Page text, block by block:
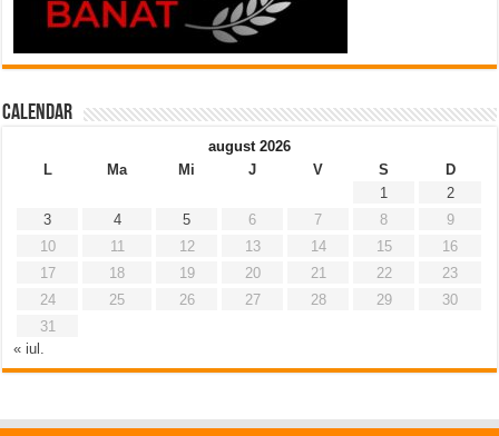
Calendar
august 2026
L
Ma Mi J V S
D
1
2
3
4 5 6 7 8
9
10
11 12 13 14 15
16
17
18 19 20 21 22
23
24
25 26 27 28 29
30
31
« iul.